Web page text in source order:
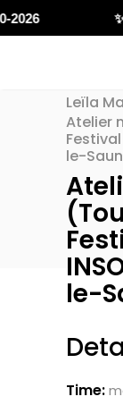
2026
Leïla
Atelier
Festival
le-
le-
Time: